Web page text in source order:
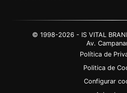
© 1998-2026 - IS VITAL
Av.
Política de
Politica de
Configurar